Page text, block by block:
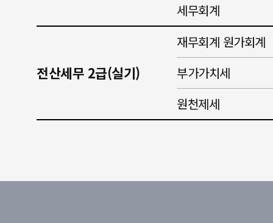
세무회계
전산세무 2급(실기)
재무회계 원가회계
부가가치세
원천제세